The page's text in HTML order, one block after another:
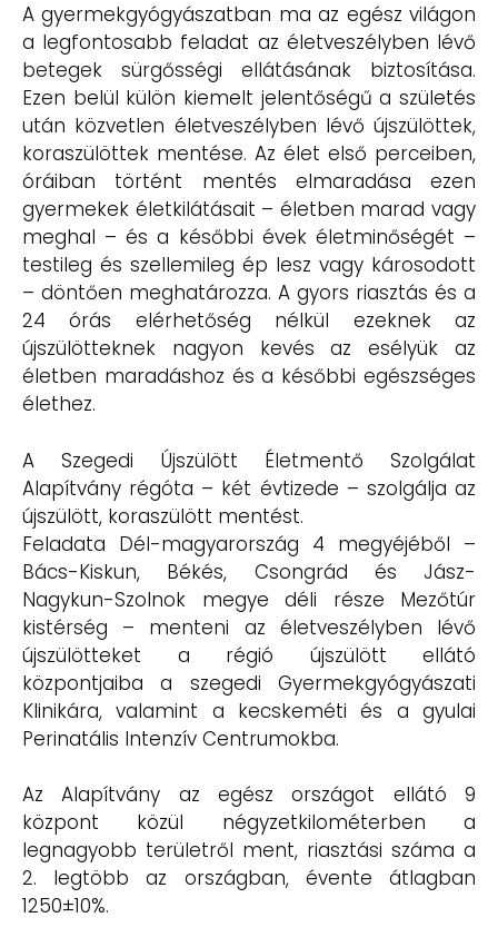
A gyermekgyógyászatban ma az egész világon
a legfontosabb feladat az életveszélyben lévő
betegek sürgősségi ellátásának biztosítása.
Ezen belül külön kiemelt jelentőségű a születés
után közvetlen életveszélyben lévő újszülöttek,
koraszülöttek mentése. Az élet első perceiben,
óráiban történt mentés elmaradása ezen
gyermekek életkilátásait – életben marad vagy
meghal – és a későbbi évek életminőségét –
testileg és szellemileg ép lesz vagy károsodott
– döntően meghatározza. A gyors riasztás és a
24 órás elérhetőség nélkül ezeknek az
újszülötteknek nagyon kevés az esélyük az
életben maradáshoz és a későbbi egészséges
élethez.
A Szegedi Újszülött Életmentő Szolgálat
Alapítvány régóta – két évtizede – szolgálja az
újszülött, koraszülött mentést.
Feladata Dél-magyarország 4 megyéjéből –
Bács-Kiskun, Békés, Csongrád és Jász-
Nagykun-Szolnok megye déli része Mezőtúr
kistérség – menteni az életveszélyben lévő
újszülötteket a régió újszülött ellátó
központjaiba a szegedi Gyermekgyógyászati
Klinikára, valamint a kecskeméti és a gyulai
Perinatális Intenzív Centrumokba.
Az Alapítvány az egész országot ellátó 9
központ közül négyzetkilométerben a
legnagyobb területről ment, riasztási száma a
2. legtöbb az országban, évente átlagban
1250±10%.